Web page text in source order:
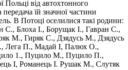
Польці від автохтонного
їй значної частини
В Потоці оселилися такі родини:
С., Блоха І., Борущак I., Гавран С.,
М., Гиряк С., Дзядусь М., Дзядусь
Лега П., Мадай I, Палюх О.,
1., Пуцило М., Пуцило П.,
І, Романець І. Рушак М., Слутяк